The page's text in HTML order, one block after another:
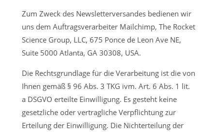
Zum Zweck des Newsletterversandes bedienen wir
uns dem Auftragsverarbeiter Mailchimp, The Rocket
Science Group, LLC, 675 Ponce de Leon Ave NE,
Suite 5000 Atlanta, GA 30308, USA.
Die Rechtsgrundlage für die Verarbeitung ist die von
Ihnen gemäß § 96 Abs. 3 TKG ivm. Art. 6 Abs. 1 lit.
a DSGVO erteilte Einwilligung. Es gesteht keine
gesetzliche oder vertragliche Verpflichtung zur
Erteilung der Einwilligung. Die Nichterteilung der